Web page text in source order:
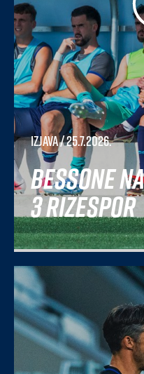
Izjava/ 25.7.2026.
Bessone
3 Rizespor